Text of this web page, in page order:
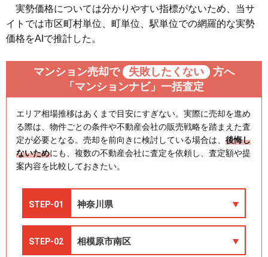
実勢価格については分かりやすい指標がないため、当サ
イトでは市区町村単位、町単位、駅単位での網羅的な実勢
価格をAIで推計した。
マンション売却で 失敗したくない
方へ
「マンションナビ」一括査定
エリア相場推移はあくまで目安にすぎない。実際に売却を進め
る際は、物件ごとの条件や不動産会社の販売戦略を踏まえた査
定が必要となる。売却を前向きに検討している場合は、 後悔し
ないためにも、複数の不動産会社に査定を依頼し、査定額や提
案内容を比較しておきたい。